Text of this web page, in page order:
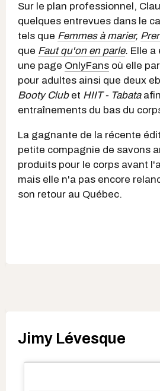
Sur le plan professionnel,
quelques entrevues dans le
tels que Femmes à marier,
que Faut qu'on en parle. Elle a
une page OnlyFans où elle
pour adultes ainsi que deux
Booty Clubet HIIT - Tabata
entraînements du bas du
La gagnante de la récente
petite compagnie de savons
produits pour le corps avant
mais elle n'a pas encore
son retour au Québec.
Jimy Lévesque